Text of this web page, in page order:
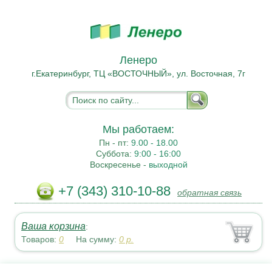
Ленеро
г.Екатеринбург, ТЦ «ВОСТОЧНЫЙ», ул. Восточная, 7г
Мы работаем:
Пн - пт:9.00 - 18.00
Суббота:9:00 - 16:00
Воскресенье - выходной
+7 (343) 310-10-88 обратная связь
Ваша корзина:
Товаров:0 На сумму:0 р.